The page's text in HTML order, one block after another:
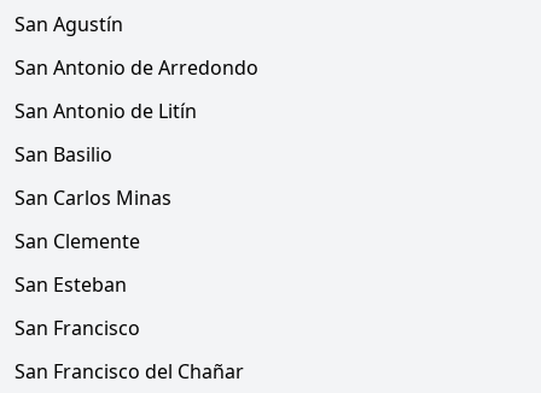
San Agustín
San Antonio de Arredondo
San Antonio de Litín
San Basilio
San Carlos Minas
San Clemente
San Esteban
San Francisco
San Francisco del Chañar